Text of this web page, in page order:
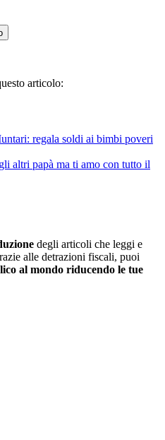
articolo:
regala soldi ai bimbi poveri
altri papà ma ti amo con tutto il
degli articoli che leggi e
alle detrazioni fiscali, puoi
al mondo riducendo le tue